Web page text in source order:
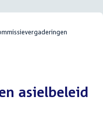
asielbeleid